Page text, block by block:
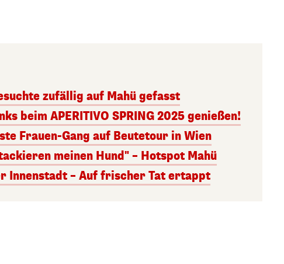
zufällig auf Mahü gefasst
beim APERITIVO SPRING 2025 genießen!
Frauen-Gang auf Beutetour in Wien
meinen Hund" – Hotspot Mahü
Innenstadt – Auf frischer Tat ertappt